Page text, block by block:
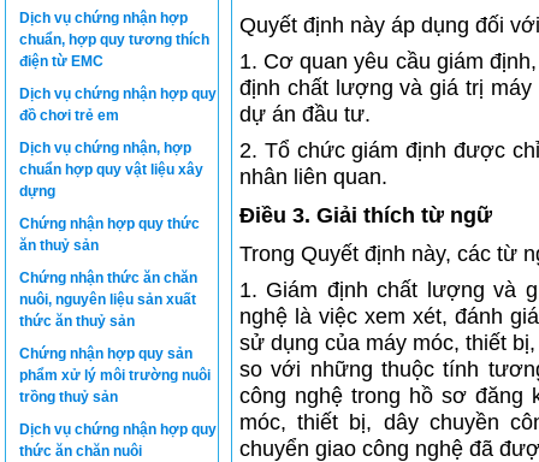
Dịch vụ chứng nhận hợp
chuẩn, hợp quy tương thích
điện từ EMC
Dịch vụ chứng nhận hợp quy
đồ chơi trẻ em
Dịch vụ chứng nhận, hợp
chuẩn hợp quy vật liệu xây
dựng
Chứng nhận hợp quy thức
ăn thuỷ sản
Chứng nhận thức ăn chăn
nuôi, nguyên liệu sản xuất
thức ăn thuỷ sản
Chứng nhận hợp quy sản
phẩm xử lý môi trường nuôi
trồng thuỷ sản
Dịch vụ chứng nhận hợp quy
thức ăn chăn nuôi
Quyết định này áp dụng đối
1. Cơ quan yêu cầu giám
định chất lượng và giá trị
dự án đầu tư.
2. Tổ chức giám định được
nhân liên quan.
Điều 3. Giải thích từ ngữ
Trong Quyết định này, các từ
1. Giám định chất lượng và
nghệ là việc xem xét, đánh
sử dụng của máy móc, thiết
so với những thuộc tính
công nghệ trong hồ sơ đăng
móc, thiết bị, dây chuyền
chuyển giao công nghệ đã